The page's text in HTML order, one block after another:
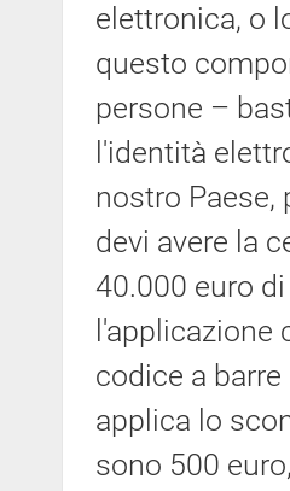
elettronica, o
questo
persone –
l'identità
nostro Paese,
devi avere la
40.000 euro
l'applicazione
codice a
applica lo
sono 500